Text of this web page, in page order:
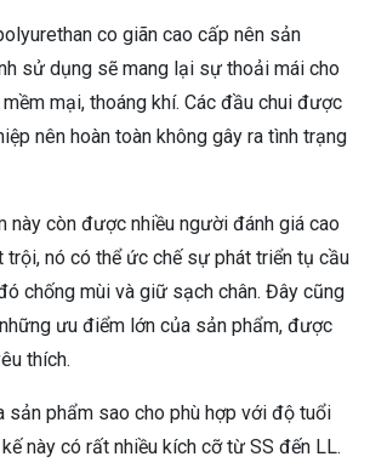
co giãn cao cấp nên sản
sử dụng sẽ mang lại sự thoải mái cho
mại, thoáng khí. Các đầu chui được
nên hoàn toàn không gây ra tình trạng
này còn được nhiều người đánh giá cao
nó có thể ức chế sự phát triển tụ cầu
chống mùi và giữ sạch chân. Đây cũng
ưu điểm lớn của sản phẩm, được
thích.
sản phẩm sao cho phù hợp với độ tuổi
này có rất nhiều kích cỡ từ SS đến LL.